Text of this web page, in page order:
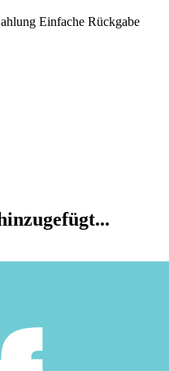
Einfache Rückgabe